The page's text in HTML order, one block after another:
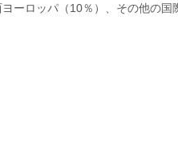
ーロッパ（10％）、その他の国